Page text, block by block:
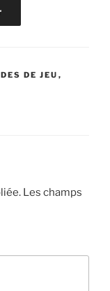
DE JEU ,
Les champs